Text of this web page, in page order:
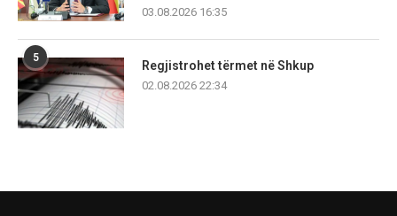
03.08.2026 16:35
5
Regjistrohet tërmet në Shkup
02.08.2026 22:34